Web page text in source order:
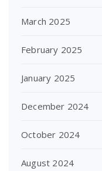
March 2025
February 2025
January 2025
December 2024
October 2024
August 2024